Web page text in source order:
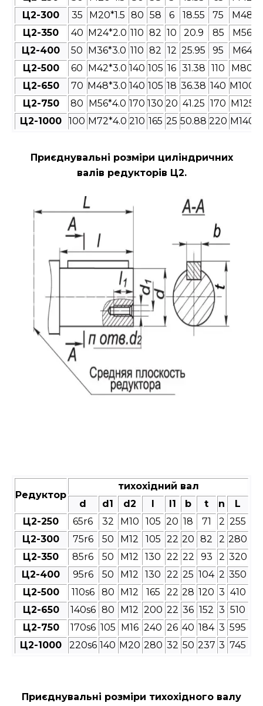
Ц2-300
35 M20*1.5 80 58 6 18.55 75
Ц2-350
40 M24*2.0 110 82 10 20.9 85
Ц2-400
50 M36*3.0 110 82 12 25.95 95
Ц2-500
60 M42*3.0 140 105 16 31.38 110
Ц2-650
70 M48*3.0 140 105 18 36.38 140
Ц2-750
80 M56*4.0 170 130 20 41.25 170
Ц2-1000
100 M72*4.0 210 165 25 50.88 220
Приєднувальні розміри циліндричних
валів редукторів Ц2.
Редуктор
тихохідний вал
d
d1 d2 l1 b t n
L
Ц2-250
65r6 32 М10 105 20 18 71 2 255
Ц2-300
75r6 50 М12 105 22 20 82 2 280
Ц2-350
85r6 50 М12 130 22 22 93 2 320
Ц2-400
95r6 50 М12 130 22 25 104 2 350
Ц2-500
110s6 80 М12 165 22 28 120 3 410
Ц2-650
140s6 80 М12 200 22 36 152 3 510
Ц2-750
170s6 105 М16 240 26 40 184 3 595
Ц2-1000
220s6 140 М20 280 32 50 237 3 745
Приєднувальні розміри тихохідного валу